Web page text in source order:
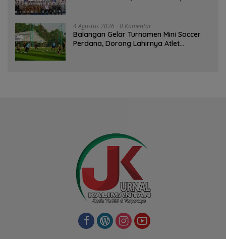
4 Agustus 2026 0 Komentar
Balangan Gelar Turnamen Mini Soccer
Perdana, Dorong Lahirnya Atlet